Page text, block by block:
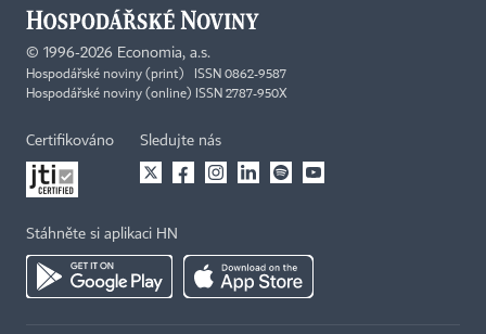
© 1996-2026 Economia, a.s.
Hospodářské noviny (print) ISSN 0862-9587
Hospodářské noviny (online) ISSN 2787-950X
Certifikováno Sledujte nás
Stáhněte si aplikaci HN